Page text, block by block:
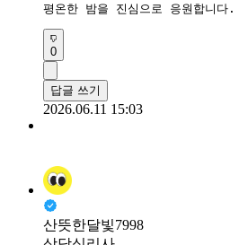
평온한 밤을 진심으로 응원합니다.
0
답글 쓰기
2026.06.11 15:03
산뜻한달빛7998